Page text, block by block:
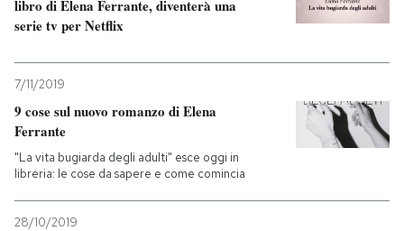
I MIEI PREFERITI
SHOP
CALENDARIO
libro di Elena Ferrante, diventerà una
serie tv per Netflix
7/11/2019
9 cose sul nuovo romanzo di Elena
Ferrante
"La vita bugiarda degli adulti" esce oggi in
libreria: le cose da sapere e come comincia
28/10/2019